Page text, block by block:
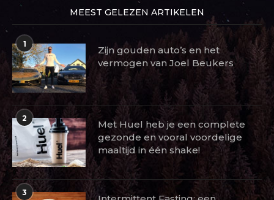
MEEST GELEZEN ARTIKELEN
1
Zijn gouden auto’s en het
vermogen van Joel Beukers
Met Huel heb je een complete
gezonde en vooral voordelige
maaltijd in één shake!